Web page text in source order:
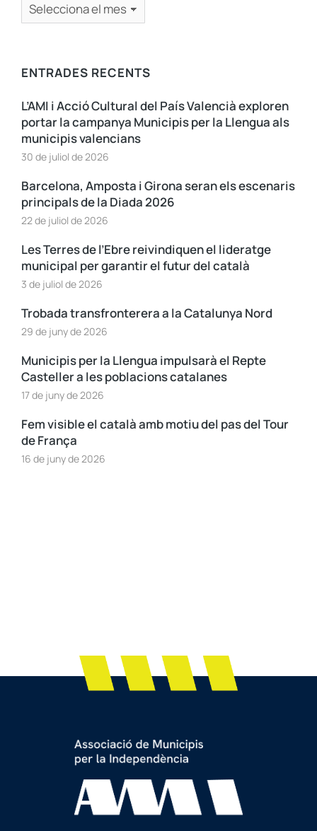
ENTRADES RECENTS
L’AMI i Acció Cultural del País Valencià exploren
portar la campanya Municipis per la Llengua als
municipis valencians
30 de juliol de 2026
Barcelona, Amposta i Girona seran els escenaris
principals de la Diada 2026
22 de juliol de 2026
Les Terres de l’Ebre reivindiquen el lideratge
municipal per garantir el futur del català
3 de juliol de 2026
Trobada transfronterera a la Catalunya Nord
29 de juny de 2026
Municipis per la Llengua impulsarà el Repte
Casteller a les poblacions catalanes
17 de juny de 2026
Fem visible el català amb motiu del pas del Tour
de França
16 de juny de 2026